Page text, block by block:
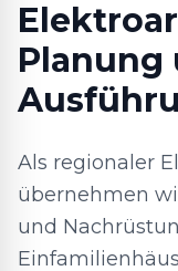
Planung
Als regionaler
übernehmen
und